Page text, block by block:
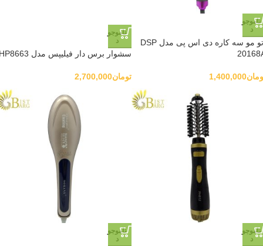
ناموجو
د
اتو مو سه کاره دی اس پی مدل DSP
1,400,000
ناموجو
د
سشوار برس دار فیلیپس مدل HP8663
تومان2,700,000
ناموجو
د
ناموجو
د